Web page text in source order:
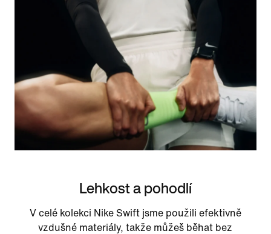
Lehkost a pohodlí
V celé kolekci Nike Swift jsme použili efektivně
vzdušné materiály, takže můžeš běhat bez